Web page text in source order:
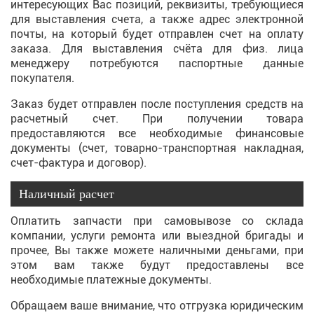
интересующих Вас позиций, реквизиты, требующиеся
для выставления счета, а также адрес электронной
почты, на который будет отправлен счет на оплату
заказа. Для выставления счёта для физ. лица
менеджеру потребуются паспортные данные
покупателя.
Заказ будет отправлен после поступления средств на
расчетный счет. При получении товара
предоставляются все необходимые финансовые
документы (счет, товарно-транспортная накладная,
счет-фактура и договор).
Наличный расчет
Оплатить запчасти при самовывозе со склада
компании, услуги ремонта или выездной бригады и
прочее, Вы также можете наличными деньгами, при
этом вам также будут предоставлены все
необходимые платежные документы.
Обращаем ваше внимание, что отгрузка юридическим